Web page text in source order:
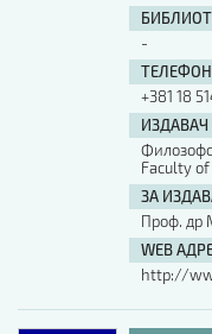
-
ТЕЛЕФОН
+381 18
ИЗДАВАЧ
Faculty
ЗА
Проф. др
WEB
http://